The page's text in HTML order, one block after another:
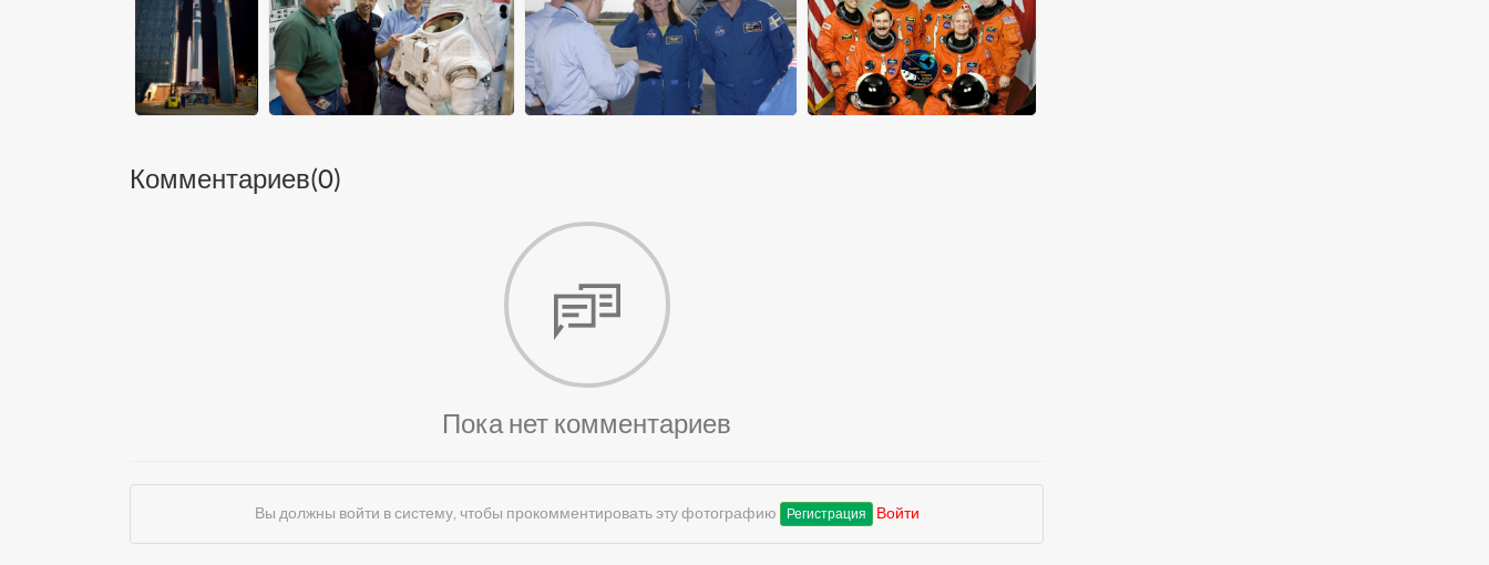
Комментариев(0)
Пока нет комментариев
Вы должны войти в систему, чтобы прокомментировать эту фотографию Регистрация Войти